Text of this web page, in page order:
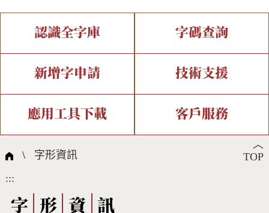
認識全字庫
全字庫介紹 全字庫現況
中文碼介紹 專有名詞介紹
國際字碼相關組織
字碼查詢
IDS查詢 部件查詢
複合查詢 注音查詢
筆畫查詢
筆順序查詢
新增字申請
新字申請處理流程
技術支援
字形即時顯示 造字解決方案
全字庫授權 轉碼Web Service
應用工具下載
個人電腦造字處理工具
字形下載
客戶服務
問題集
熱門查詢統計
︿
TOP
\ 字形資訊
:::
字 形 資
訊